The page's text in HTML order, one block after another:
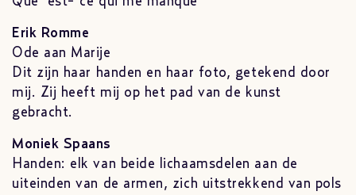
Erik Romme
Ode aan Marije
Dit zijn haar handen en haar foto, getekend door
mij. Zij heeft mij op het pad van de kunst
gebracht.
Moniek Spaans
Handen: elk van beide lichaamsdelen aan de
uiteinden van de armen, zich uitstrekkend van pols